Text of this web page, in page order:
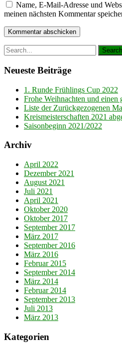
Name, E-Mail-Adresse und
meinen nächsten Kommentar
Neueste Beiträge
1. Runde Frühlings Cup 2022
Frohe Weihnachten und einen
Liste der Zurückgezogenen
Kreismeisterschaften 2021
Saisonbeginn 2021/2022
Archiv
April 2022
Dezember 2021
August 2021
Juli 2021
April 2021
Oktober 2020
Oktober 2017
September 2017
März 2017
September 2016
März 2016
Februar 2015
September 2014
März 2014
Februar 2014
September 2013
Juli 2013
März 2013
Kategorien